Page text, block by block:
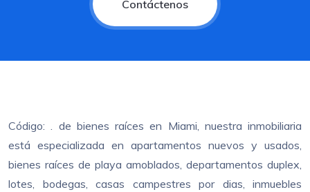
Contáctenos
Código: . de bienes raíces en Miami, nuestra inmobiliaria
está especializada en apartamentos nuevos y usados,
bienes raíces de playa amoblados, departamentos duplex,
lotes, bodegas, casas campestres por dias, inmuebles